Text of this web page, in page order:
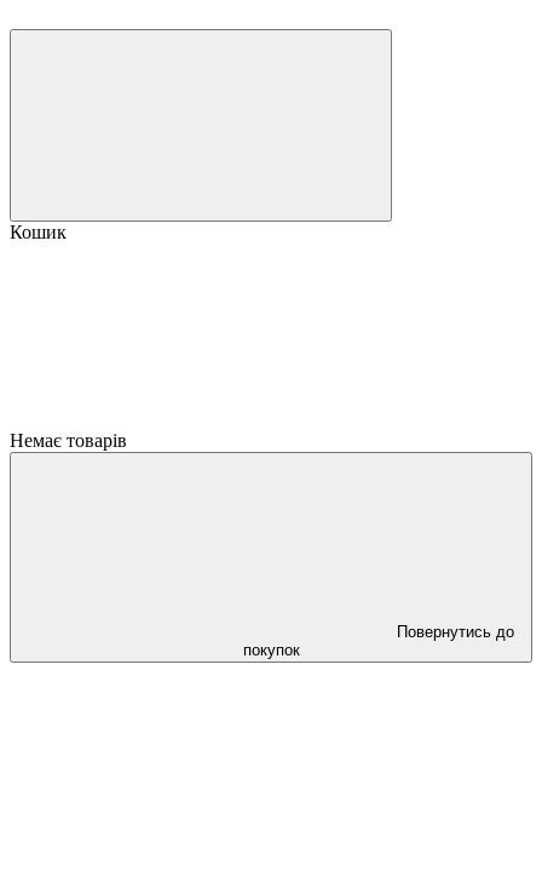
Кошик
Немає товарів
Повернутись до
покупок